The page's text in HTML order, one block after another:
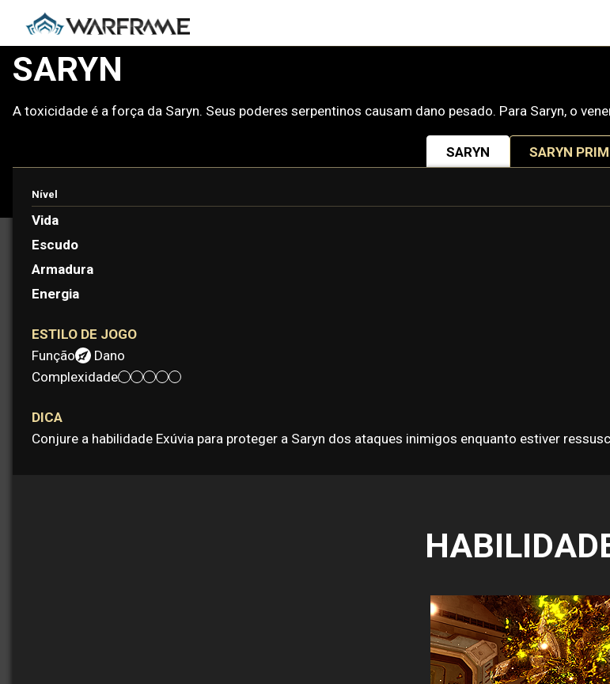
SARYN
A toxicidade é a força da Saryn. Seus poderes serpentinos causam dano pesado. Para Saryn, o
SARYN SARYN
Nível
Vida
Escudo
Armadura
Energia
ESTILO DE JOGO
Função:
Dano
Complexidade:
DICA
Conjure a habilidade Exúvia para proteger a Saryn dos ataques inimigos enquanto estiver